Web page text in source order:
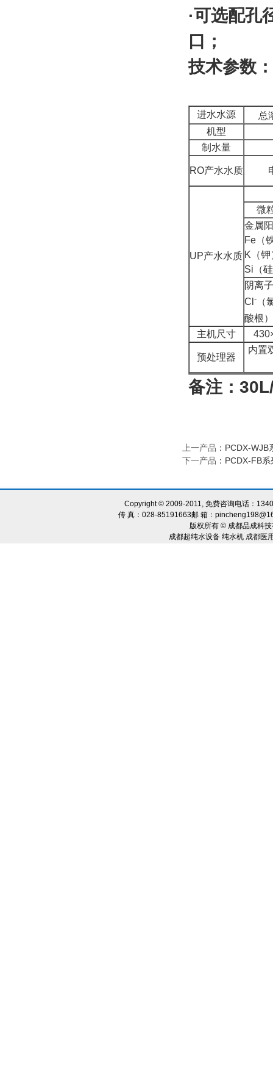
·可选配孔
口；
技术参数：
进水水源
总
机型
制水量
RO产水水质
UP产水水质
微
金属
Fe （
K （
Si （
阴离
Cl - （
酸根）
主机尺寸
预处理器
内置
备注：
上一产品 ： PCDX-WJB
下一产品 ： PCDX-FB
Copyright © 2009-2011, 免费咨询电话：
传 真：028-85191663邮 箱：
版权所有 © 成都品成科
成都超纯水设备 纯水机 成都医